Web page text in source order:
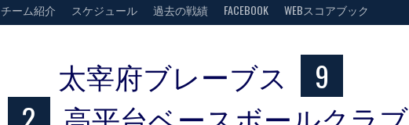
チーム紹介 スケジュール 過去の戦績 FACEBOOK WEBスコアブック
太宰府ブレーブス
9